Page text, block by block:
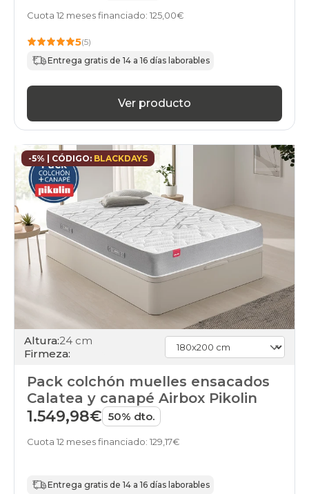
Cuota 12 meses financiado: 125,00€
5(5)
Entrega gratis de 14 a 16 días laborables
Ver producto
-5% | CÓDIGO: BLACKDAYS
Altura:24 cm
Firmeza:
Pack colchón muelles ensacados
Calatea y canapé Airbox Pikolin
1.549,98€ 50% dto.
Cuota 12 meses financiado: 129,17€
Entrega gratis de 14 a 16 días laborables